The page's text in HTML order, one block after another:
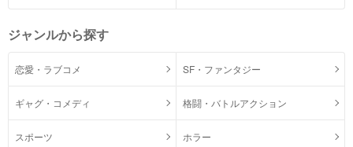
ジャンルから探す
恋愛・ラブコメ SF・ファンタジー
ギャグ・コメディ 格闘・バトルアクション
スポーツ ホラー